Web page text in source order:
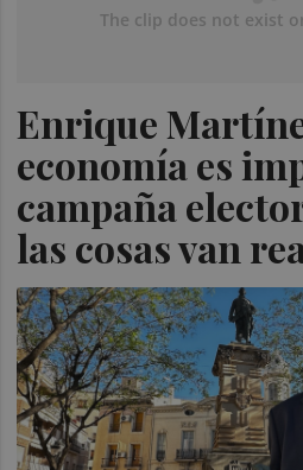
Enrique
economía es
campaña
las cosas van